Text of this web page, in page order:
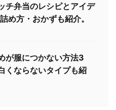
チ弁当のレシピとアイデ
め方・おかずも紹介。
が服につかない方法3
くならないタイプも紹